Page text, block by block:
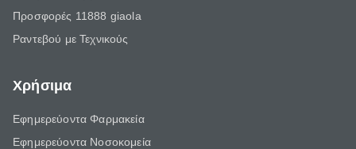
Προσφορές 11888 giaola
Ραντεβού με Τεχνικούς
Χρήσιμα
Εφημερεύοντα Φαρμακεία
Εφημερεύοντα Νοσοκομεία